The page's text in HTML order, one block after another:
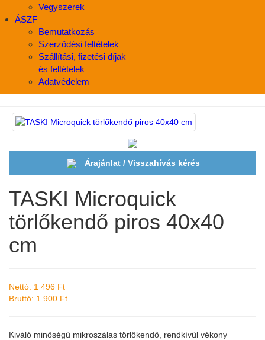
Vegyszerek
ÁSZF
Bemutatkozás
Szerződési feltételek
Szállítási, fizetési díjak
és feltételek
Adatvédelem
Árajánlat / Visszahívás kérés
TASKI Microquick
törlőkendő piros 40x40
cm
Nettó: 1 496 Ft
Bruttó: 1 900 Ft
Kiváló minőségű mikroszálas törlőkendő, rendkívül vékony